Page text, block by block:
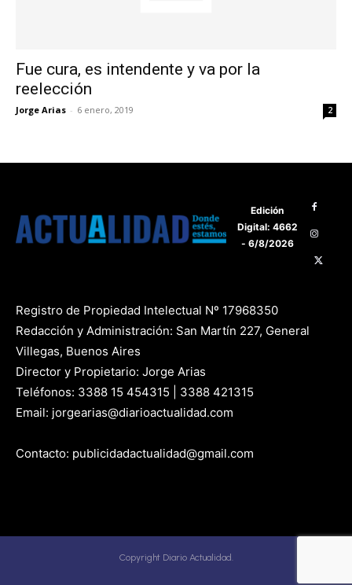
Fue cura, es intendente y va por la
reelección
Jorge Arias - 6 enero, 2019 2
Edición
Digital: 4662
- 6/8/2026
Registro de Propiedad Intelectual Nº 17968350
Redacción y Administración: San Martín 227, General
Villegas, Buenos Aires
Director y Propietario: Jorge Arias
Teléfonos: 3388 15 454315 | 3388 421315
Email: jorgearias@diarioactualidad.com
Contacto: publicidadactualidad@gmail.com
Copyright Diario Actualidad.